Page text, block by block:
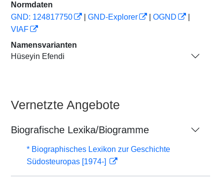
Normdaten
GND: 124817750
GND-Explorer OGND
VIAF
Namensvarianten
Hüseyin Efendi
Vernetzte Angebote
Biografische Lexika/Biogramme
* Biographisches Lexikon zur Geschichte
Südosteuropas [1974-]